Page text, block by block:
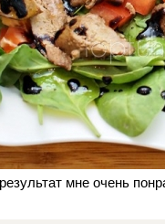
мне очень